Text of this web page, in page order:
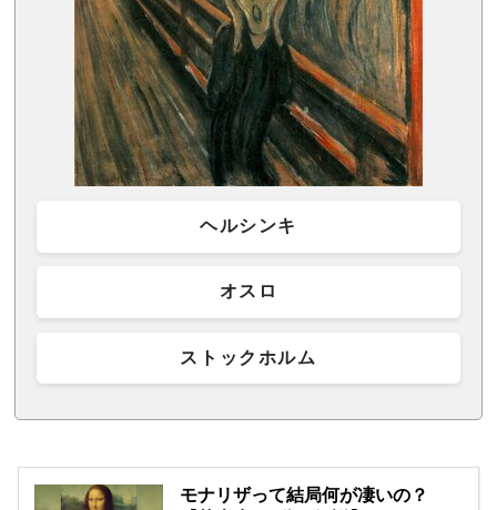
ヘルシンキ
オスロ
ストックホルム
モナリザって結局何が凄いの？